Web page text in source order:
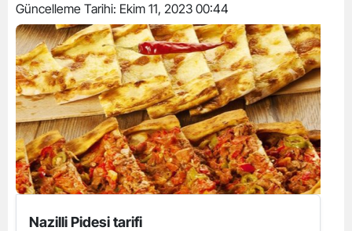
Güncelleme Tarihi: Ekim 11, 2023 00:44
Nazilli Pidesi tarifi